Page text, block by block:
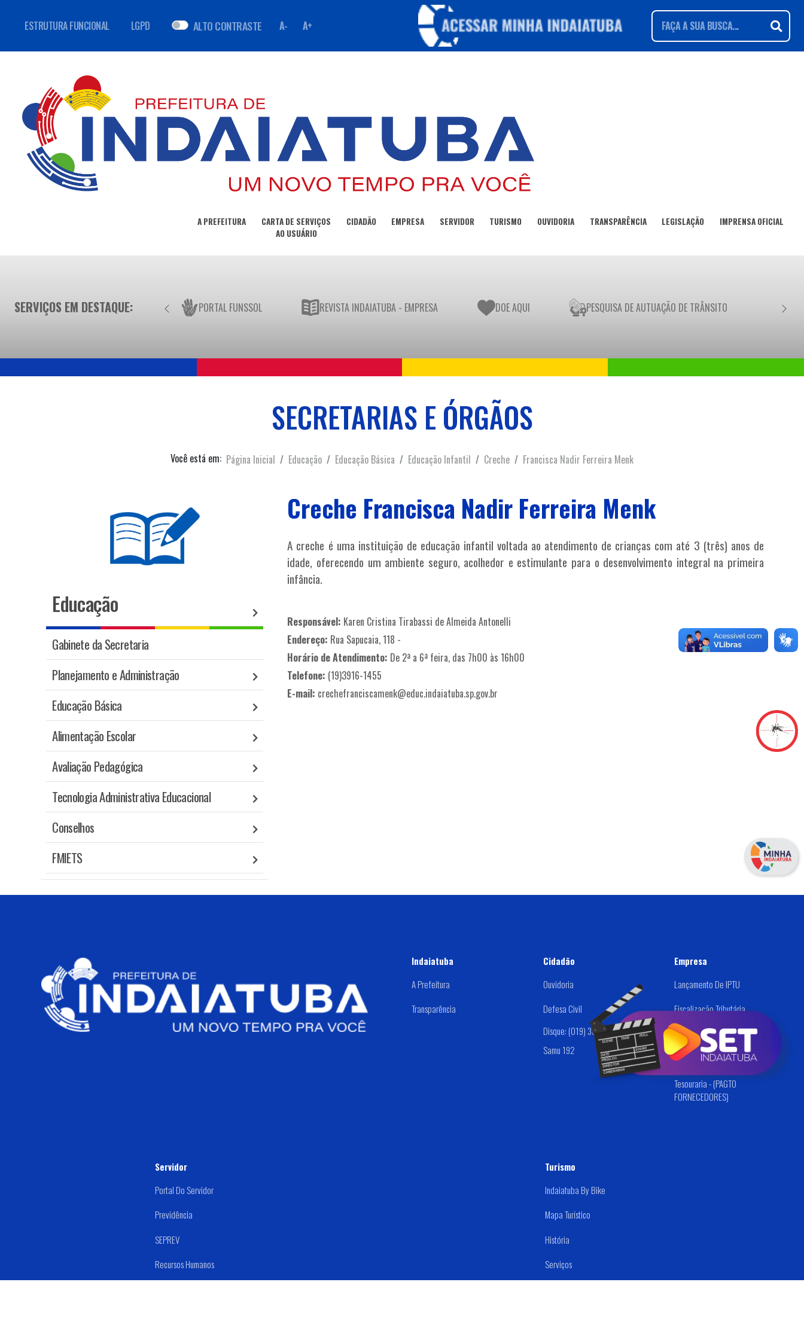
ESTRUTURA FUNCIONAL LGPD ALTO CONTRASTE A- A+
A PREFEITURA
CARTA DE SERVIÇOS
AO USUÁRIO
CIDADÃO EMPRESA SERVIDOR TURISMO OUVIDORIA TRANSPARÊNCIA LEGISLAÇÃO IMPRENSA OFICIAL
SERVIÇOS EM DESTAQUE: PORTAL FUNSSOL REVISTA INDAIATUBA - EMPRESA DOE AQUI PESQUISA DE AUTUAÇÃO DE TRÂNSITO
SECRETARIAS E ÓRGÃOS
Você está em: Página Inicial Educação Educação Básica Educação Infantil Creche Francisca Nadir Ferreira Menk
Educação
Gabinete da Secretaria
Planejamento e Administração
Educação Básica
Alimentação Escolar
Avaliação Pedagógica
Tecnologia Administrativa Educacional
Conselhos
FMIETS
Creche Francisca Nadir Ferreira Menk
A creche é uma instituição de educação infantil voltada ao atendimento de crianças com até 3 (três) anos de
idade, oferecendo um ambiente seguro, acolhedor e estimulante para o desenvolvimento integral na primeira
infância.
Responsável: Karen Cristina Tirabassi de Almeida Antonelli
Endereço: Rua Sapucaia, 118 -
Horário de Atendimento: De 2ª a 6ª feira, das 7h00 às 16h00
Telefone: (19)3916-1455
E-mail: crechefranciscamenk@educ.indaiatuba.sp.gov.br
Indaiatuba
A Prefeitura
Transparência
Cidadão
Ouvidoria
Defesa Civil
Disque: (019) 3834-9000
Samu 192
Empresa
Lançamento De IPTU
Fiscalização Tributária
Dívida Ativa
Alvará /Cadastro De Empresas
Tesouraria - (PAGTO
FORNECEDORES)
Servidor
Portal Do Servidor
Previdência
SEPREV
Recursos Humanos
Turismo
Indaiatuba By Bike
Mapa Turístico
História
Serviços